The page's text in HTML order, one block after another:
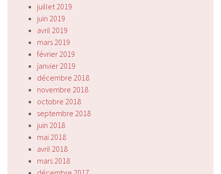
juillet 2019
juin 2019
avril 2019
mars 2019
février 2019
janvier 2019
décembre 2018
novembre 2018
octobre 2018
septembre 2018
juin 2018
mai 2018
avril 2018
mars 2018